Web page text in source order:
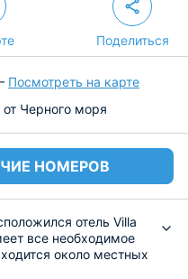
Поделиться
Посмотреть на карте
Черного моря
НОМЕРОВ
отель Villa
все необходимое
около местных